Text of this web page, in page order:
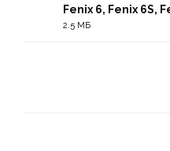
Fenix 6, Fenix 6S,
2.5 МБ